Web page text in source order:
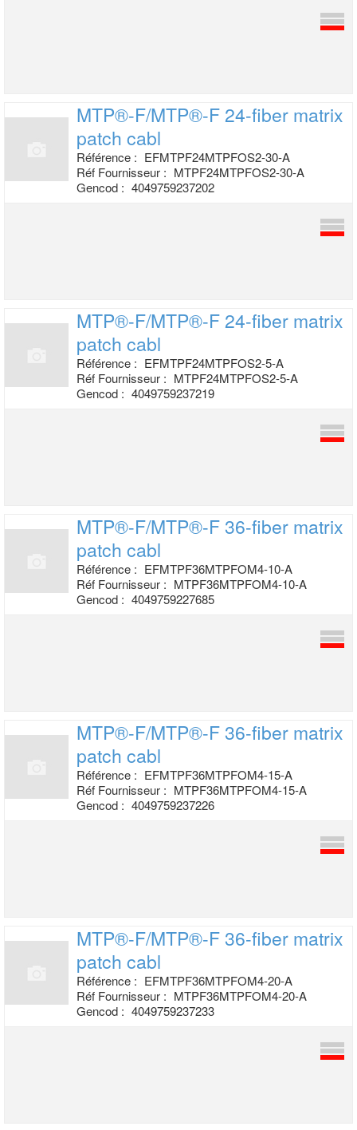
MTP®-F/MTP®-F 24-fiber matrix
patch cabl
Référence : EFMTPF24MTPFOS2-30-A
Réf Fournisseur : MTPF24MTPFOS2-30-A
Gencod : 4049759237202
MTP®-F/MTP®-F 24-fiber matrix
patch cabl
Référence : EFMTPF24MTPFOS2-5-A
Réf Fournisseur : MTPF24MTPFOS2-5-A
Gencod : 4049759237219
MTP®-F/MTP®-F 36-fiber matrix
patch cabl
Référence : EFMTPF36MTPFOM4-10-A
Réf Fournisseur : MTPF36MTPFOM4-10-A
Gencod : 4049759227685
MTP®-F/MTP®-F 36-fiber matrix
patch cabl
Référence : EFMTPF36MTPFOM4-15-A
Réf Fournisseur : MTPF36MTPFOM4-15-A
Gencod : 4049759237226
MTP®-F/MTP®-F 36-fiber matrix
patch cabl
Référence : EFMTPF36MTPFOM4-20-A
Réf Fournisseur : MTPF36MTPFOM4-20-A
Gencod : 4049759237233